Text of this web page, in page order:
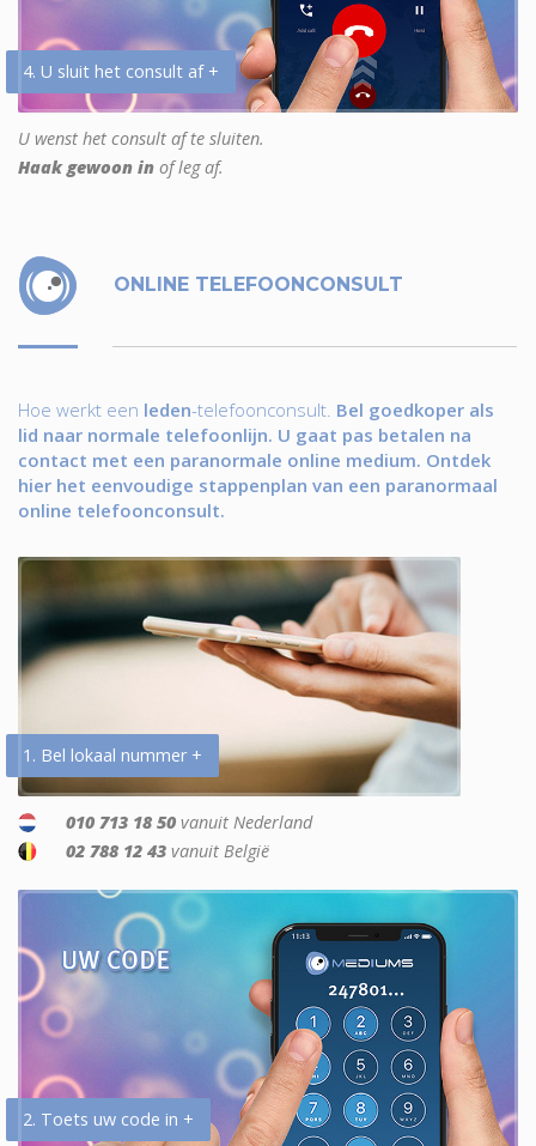
4. U sluit het consult af +
U wenst het consult af te sluiten.
Haak gewoon in of leg af.
ONLINE TELEFOONCONSULT
Hoe werkt een leden-telefoonconsult. Bel goedkoper als
lid naar normale telefoonlijn. U gaat pas betalen na
contact met een paranormale online medium. Ontdek
hier het eenvoudige stappenplan van een paranormaal
online telefoonconsult.
1. Bel lokaal nummer +
010 713 18 50 vanuit Nederland
02 788 12 43 vanuit België
2. Toets uw code in +